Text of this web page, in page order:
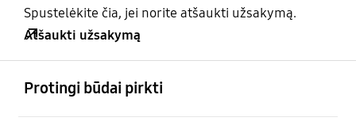
Spustelėkite čia, jei norite atšaukti užsakymą.
Atšaukti užsakymą
Protingi būdai pirkti